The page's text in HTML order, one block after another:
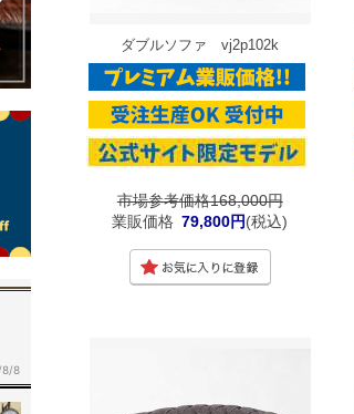
ダブルソファ vj2p102k
市場参考価格168,000円
業販価格 79,800円(税込)